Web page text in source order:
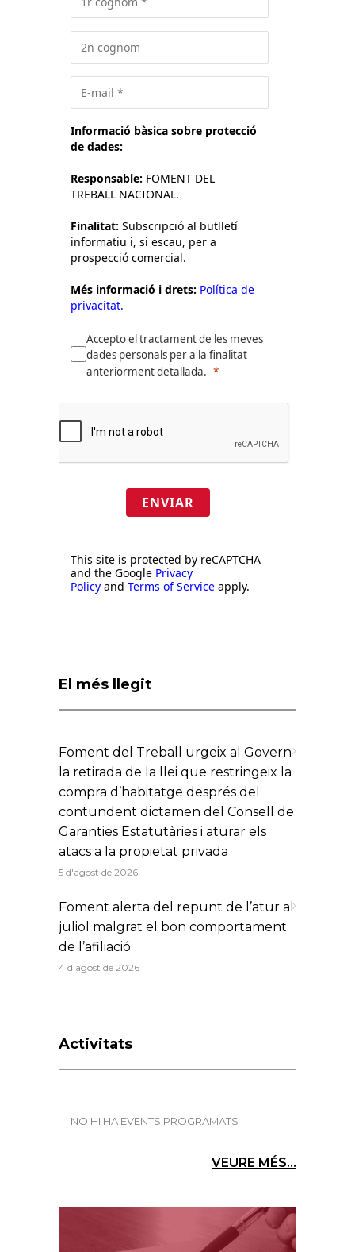
Informació bàsica sobre protecció
de dades:
Responsable: FOMENT DEL
TREBALL NACIONAL.
Finalitat: Subscripció al butlletí
informatiu i, si escau, per a
prospecció comercial.
Més informació i drets: Política de
privacitat.
Accepto el tractament de les meves
dades personals per a la finalitat
anteriorment detallada.
ENVIAR
This site is protected by reCAPTCHA
and the Google Privacy
Policy and Terms of Service apply.
El més llegit
Foment del Treball urgeix al Govern
la retirada de la llei que restringeix la
compra d’habitatge després del
contundent dictamen del Consell de
Garanties Estatutàries i aturar els
atacs a la propietat privada
5 d'agost de 2026
Foment alerta del repunt de l’atur al
juliol malgrat el bon comportament
de l’afiliació
4 d'agost de 2026
Activitats
NO HI HA EVENTS PROGRAMATS
VEURE MÉS...